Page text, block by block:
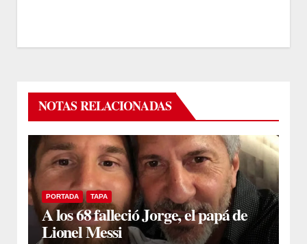
NOTAS RELACIONADAS
PORTADA TAPA
A los 68 falleció Jorge, el papá de
Lionel Messi